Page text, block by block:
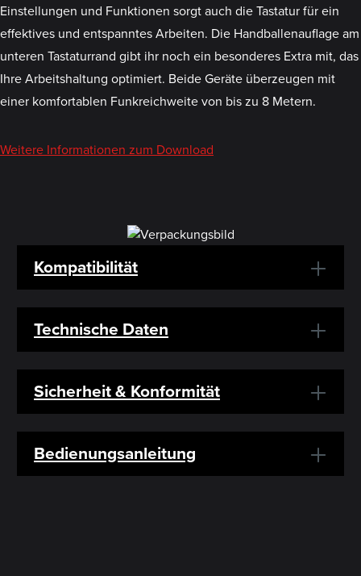
Einstellungen und Funktionen sorgt auch die Tastatur für ein
effektives und entspanntes Arbeiten. Die Handballenauflage am
unteren Tastaturrand gibt ihr noch ein besonderes Extra mit, das
Ihre Arbeitshaltung optimiert. Beide Geräte überzeugen mit
einer komfortablen Funkreichweite von bis zu 8 Metern.
Weitere Informationen zum Download
Kompatibilität
Technische Daten
Sicherheit & Konformität
Bedienungsanleitung